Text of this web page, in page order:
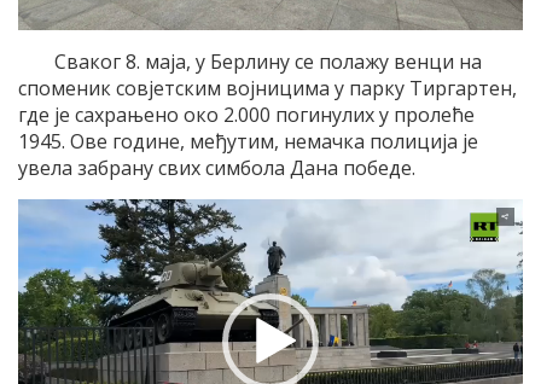
Сваког 8. маја, у Берлину се полажу венци на
споменик совјетским војницима у парку Тиргартен,
где је сахрањено око 2.000 погинулих у пролеће
1945. Ове године, међутим, немачка полиција је
увела забрану свих симбола Дана победе.
Прегледач
видео
записа